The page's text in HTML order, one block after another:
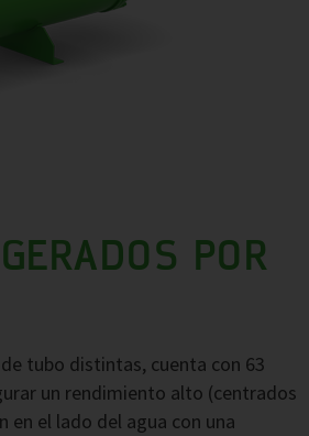
POR
tubo distintas, cuenta con 63
un rendimiento alto (centrados
en el lado del agua con una